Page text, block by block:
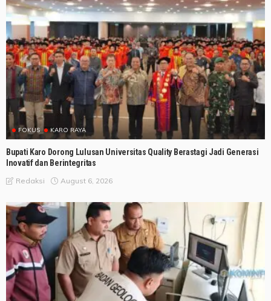
FOKUS KARO RAYA
Bupati Karo Dorong Lulusan Universitas Quality Berastagi Jadi Generasi
Inovatif dan Berintegritas
Redaksi August 6, 2026